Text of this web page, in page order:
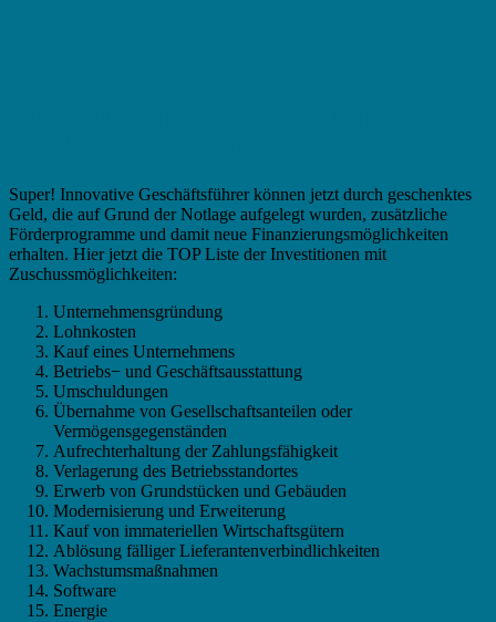
Super! Innovative Geschäftsführer können jetzt durch geschenktes
Geld, die auf Grund der Notlage aufgelegt wurden, zusätzliche
Förderprogramme und damit neue Finanzierungsmöglichkeiten
erhalten. Hier jetzt die TOP Liste der Investitionen mit
Zuschussmöglichkeiten:
Unternehmensgründung
Lohnkosten
Kauf eines Unternehmens
Betriebs− und Geschäftsausstattung
Umschuldungen
Übernahme von Gesellschaftsanteilen oder
Vermögensgegenständen
Aufrechterhaltung der Zahlungsfähigkeit
Verlagerung des Betriebsstandortes
Erwerb von Grundstücken und Gebäuden
Modernisierung und Erweiterung
Kauf von immateriellen Wirtschaftsgütern
Ablösung fälliger Lieferantenverbindlichkeiten
Wachstumsmaßnahmen
Software
Energie